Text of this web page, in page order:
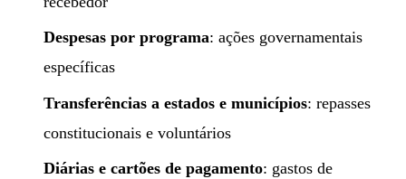
Despesas por programa: ações governamentais
específicas
Transferências a estados e municípios: repasses
constitucionais e voluntários
Diárias e cartões de pagamento: gastos de